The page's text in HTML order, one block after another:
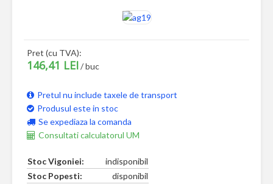
Pret (cu TVA):
146,41 LEI/ buc
Pretul nu include taxele de transport
Produsul este in stoc
Se expediaza la comanda
Consultati calculatorul UM
Stoc Vigoniei:
indisponibil
Stoc Popesti:
disponibil